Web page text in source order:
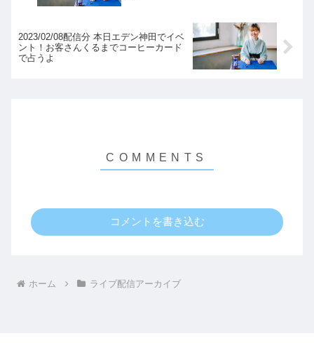
2023/02/08配信分 本日エデン神田でイベ
ント！お客さんくるまでコーヒーカード
で占うよ
コメントを書き込む
ホーム ライブ配信アーカイブ